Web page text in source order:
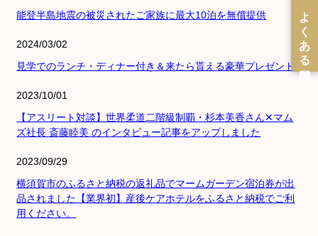
能登半島地震の被災されたご家族に最大10泊を無償提供
2024/03/02
見学でのランチ・ディナー付き＆来たら貰える豪華プレゼント
2023/10/01
【アスリート対談】世界柔道二階級制覇・杉本美香さん✕マム
ズ社長 斎藤睦美 のインタビュー記事をアップしました
2023/09/29
横須賀市のふるさと納税の返礼品でマームガーデン宿泊券が出
品されました【業界初】産後ケアホテルをふるさと納税でご利
用ください。